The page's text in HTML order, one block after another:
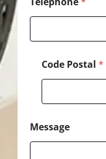
Code Postal *
Message